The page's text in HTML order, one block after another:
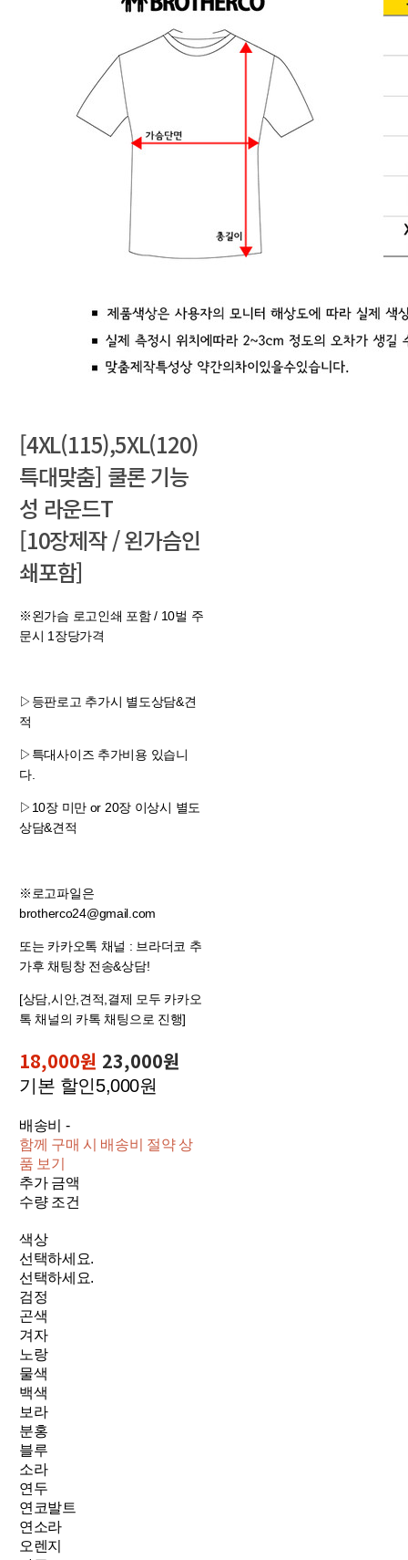
[4XL(115),5XL(120)
특대맞춤] 쿨론 기능
성 라운드T
[10장제작 / 왼가슴인
쇄포함]
※왼가슴 로고인쇄 포함 / 10벌 주
문시 1장당가격
▷등판로고 추가시 별도상담&견
적
▷특대사이즈 추가비용 있습니
다.
▷10장 미만 or 20장 이상시 별도
상담&견적
※로고파일은
brotherco24@gmail.com
또는 카카오톡 채널 : 브라더코 추
가후 채팅창 전송&상담!
[상담,시안,견적,결제 모두 카카오
톡 채널의 카톡 채팅으로 진행]
18,000원 23,000원
기본 할인5,000원
배송비 -
함께 구매 시 배송비 절약 상
품 보기
추가 금액
수량 조건
색상
선택하세요.
선택하세요.
검정
곤색
겨자
노랑
물색
백색
보라
분홍
블루
소라
연두
연코발트
연소라
오렌지